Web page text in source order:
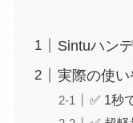
Sintuハン
実際の使い
✅ 1秒